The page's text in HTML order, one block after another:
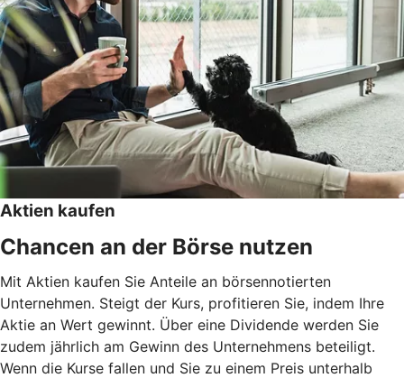
Aktien kaufen
Chancen an der Börse nutzen
Mit Aktien kaufen Sie Anteile an börsennotierten
Unternehmen. Steigt der Kurs, profitieren Sie, indem Ihre
Aktie an Wert gewinnt. Über eine Dividende werden Sie
zudem jährlich am Gewinn des Unternehmens beteiligt.
Wenn die Kurse fallen und Sie zu einem Preis unterhalb